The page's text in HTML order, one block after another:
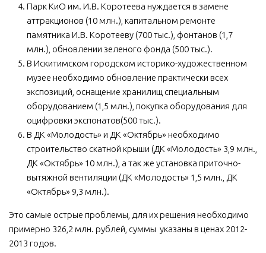
Парк КиО им. И.В. Коротеева нуждается в замене
аттракционов (10 млн.), капитальном ремонте
памятника И.В. Коротееву (700 тыс.), фонтанов (1,7
млн.), обновлении зеленого фонда (500 тыс.).
В Искитимском городском историко-художественном
музее необходимо обновление практически всех
экспозиций, оснащение хранилищ специальным
оборудованием (1,5 млн.), покупка оборудования для
оцифровки экспонатов(500 тыс.).
В ДК «Молодость» и ДК «Октябрь» необходимо
строительство скатной крыши (ДК «Молодость» 3,9 млн.,
ДК «Октябрь» 10 млн.), а так же установка приточно-
вытяжной вентиляции (ДК «Молодость» 1,5 млн., ДК
«Октябрь» 9,3 млн.).
Это самые острые проблемы, для их решения необходимо
примерно 326,2 млн. рублей, суммы указаны в ценах 2012-
2013 годов.